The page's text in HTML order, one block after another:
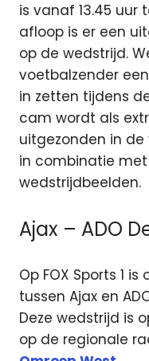
is vanaf 13.45 uur
afloop is er een
op de wedstrijd.
voetbalzender
in zetten tijdens
cam wordt als
uitgezonden in
in combinatie
wedstrijdbeelden.
Ajax – ADO
Op FOX Sports 1
tussen Ajax en
Deze wedstrijd is
op de regionale